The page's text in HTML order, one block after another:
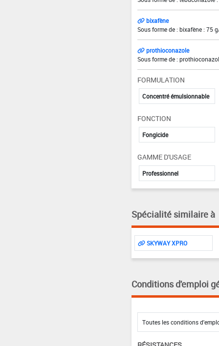
bixafène
Sous forme de : bixafène : 75
prothioconazole
Sous forme de :
FORMULATION
Concentré émulsionnable
FONCTION
Fongicide
GAMME D'USAGE
Professionnel
Spécialité similaire à
SKYWAY XPRO
Conditions d'emploi